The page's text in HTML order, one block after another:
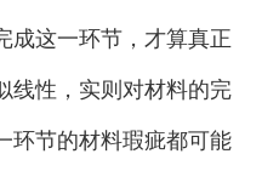
成这一环节，才算真正
线性，实则对材料的完
环节的材料瑕疵都可能